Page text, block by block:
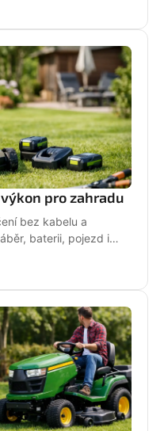
pro zahradu
bez kabelu a
baterii, pojezd i